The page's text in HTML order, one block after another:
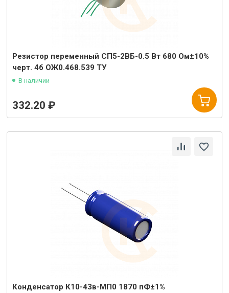
Резистор переменный СП5-2ВБ-0.5 Вт 680 Ом±10%
черт. 4б ОЖ0.468.539 ТУ
В наличии
332.20 ₽
Конденсатор К10-43в-МП0 1870 пФ±1%